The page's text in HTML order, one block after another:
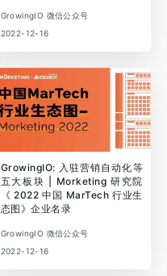
GrowingIO 微信公众号
2022-12-16
GrowingIO: 入驻营销自动化等
五大板块 | Morketing 研究院
《 2022 中国 MarTech 行业生
态图》企业名录
GrowingIO 微信公众号
2022-12-16